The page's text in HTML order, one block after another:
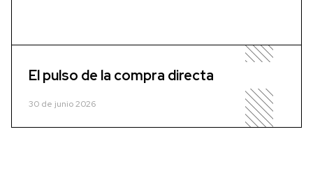
El pulso de la compra directa
30 de junio 2026